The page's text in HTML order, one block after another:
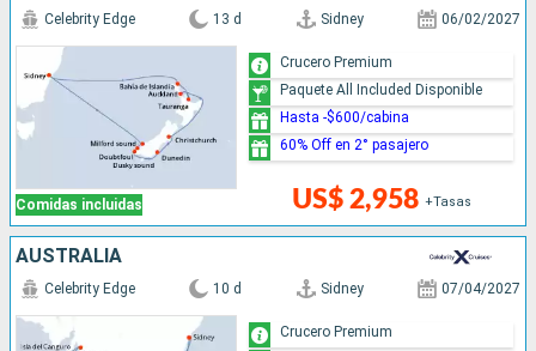
Comidas incluidas
Celebrity Edge 13 d Sidney 06/02/2027
US$ 2,958 +Tasas
Crucero Premium
Paquete All Included Disponible
Hasta -$600/cabina
60% Off en 2° pasajero
AUSTRALIA
Celebrity Edge 10 d Sidney 07/04/2027
Crucero Premium